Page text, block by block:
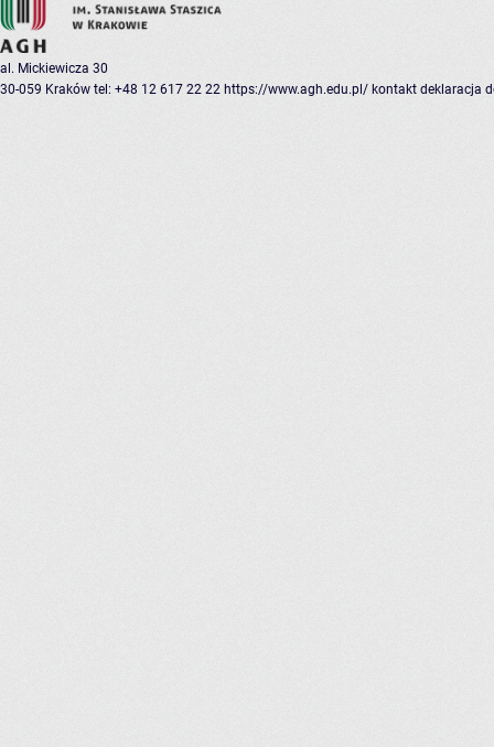
al. Mickiewicza 30
30-059 Kraków tel: +48 12 617 22 22 https://www.agh.edu.pl/ kontakt deklaracja